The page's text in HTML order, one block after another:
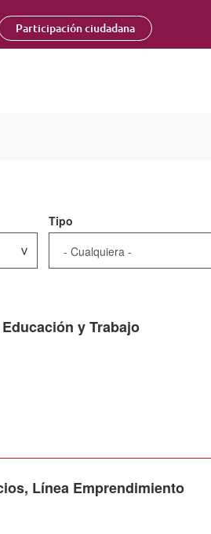
Participación ciudadana
Tipo
y Trabajo
Línea Emprendimiento